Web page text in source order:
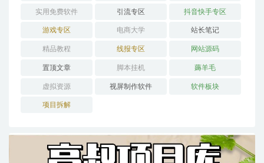
实用免费软件 引流专区 抖音快手专区
游戏专区 电商大学 站长笔记
精品教程 线报专区 网站源码
置顶文章 脚本挂机 薅羊毛
虚拟资源 视屏制作软件 软件板块
项目拆解